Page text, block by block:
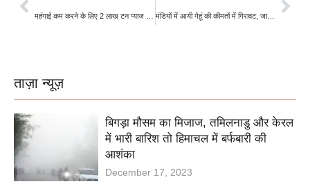
मंडियों में आयी गेहूं की कीमतों में गिरावट, जानिए क्या है देशभर की मंडियों का हाल
ताज़ा न्यूज़
बिगड़ा मौसम का मिजाज, तमिलनाडु और केरल
में भारी बारिश तो हिमाचल में बर्फबारी की
आशंका
December 17, 2023